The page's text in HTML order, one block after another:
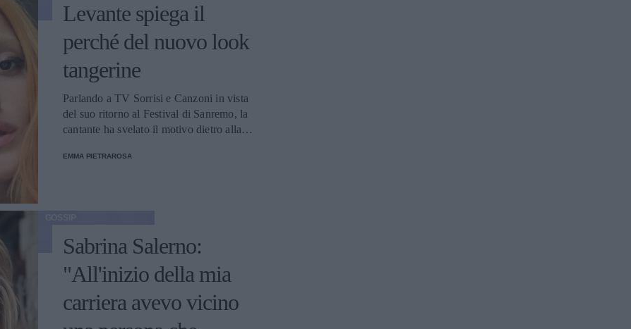
Levante spiega il
perché del nuovo look
tangerine
Parlando a TV Sorrisi e Canzoni in vista
del suo ritorno al Festival di Sanremo, la
cantante ha svelato il motivo dietro alla
EMMA PIETRAROSA
Sabrina Salerno:
"All'inizio della mia
carriera avevo vicino